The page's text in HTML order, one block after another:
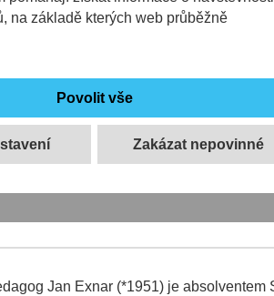
na základě kterých web průběžně
skla, malby, grafiky a poprvé
v jabloneckém Muzeu skla a bižuterie
nebe.
Jan Exnar (*1951) je